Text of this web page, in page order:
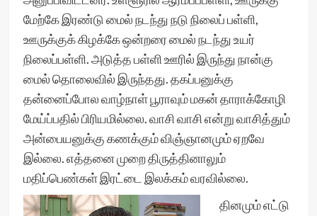
மேற்கே இரண்டு மைல் நடந்து நடு நிலைப் பள்ளி,
ஊருக்குக் கிழக்கே ஒன்றரை மைல் நடந்து உயர்
நிலைப்பள்ளி. அடுத்த பள்ளி ஊரில் இருந்து நான்கு
மைல் தொலைவில் இருந்தது. தகப்பனுக்கு
தன்னைப்போல வாழ்நாள் பூராவும் மகன் தாராக்கோழி
மேய்ப்பதில் பிரியமில்லை. வாசி வாசி என்று வாசித்தும்
அன்பையனுக்கு கணக்கும் விஞ்ஞானமும் ஏறவே
இல்லை. எத்தனை முறை திருத்தினாலும்
மதிப்பெண்கள் இரட்டை இலக்கம் வரவில்லை.
தினமும் எட்டு